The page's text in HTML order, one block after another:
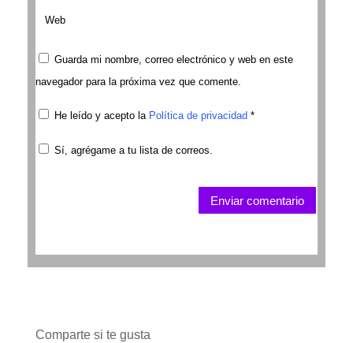
Guarda mi nombre, correo electrónico y web en este
navegador para la próxima vez que comente.
He leído y acepto la Política de privacidad *
Sí, agrégame a tu lista de correos.
Enviar comentario
Comparte si te gusta